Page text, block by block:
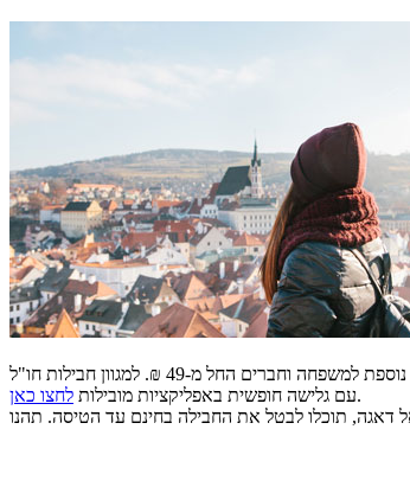
אחרי שסימנתם לעצמכם את היעד הבא, איך תוודאו שתוכלו להתכתב עם מי שבבית, להעלות תמונות ולנווט ממקום למקום? צטרפו לחבילת פלאפון חו"ל ותהנו מחבילה נוספת למשפחה וחברים החל מ-49 ₪. למגוון חבילות חו"ל
עם גלישה חופשית באפליקציות מובילות לחצו כאן
.